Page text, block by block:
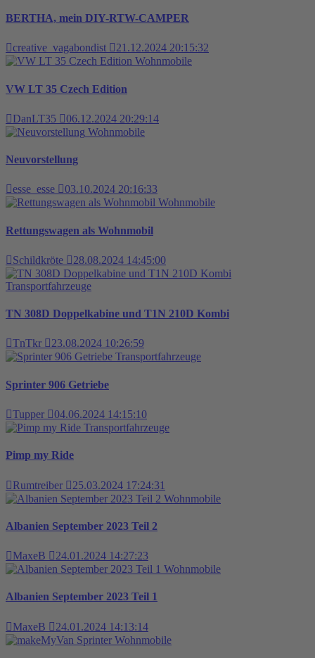
BERTHA, mein DIY-RTW-CAMPER
creative_vagabondist
21.12.2024 20:15:32
Wohnmobile
VW LT 35 Czech Edition
DanLT35
06.12.2024 20:29:14
Wohnmobile
Neuvorstellung
esse_esse
03.10.2024 20:16:33
Wohnmobile
Rettungswagen als Wohnmobil
Schildkröte 28.08.2024 14:45:00
Transportfahrzeuge
TN 308D Doppelkabine und T1N 210D Kombi
TnTkr
23.08.2024 10:26:59
Transportfahrzeuge
Sprinter 906 Getriebe
Tupper
04.06.2024 14:15:10
Transportfahrzeuge
Pimp my Ride
Rumtreiber
25.03.2024 17:24:31
Wohnmobile
Albanien September 2023 Teil 2
MaxeB
24.01.2024 14:27:23
Wohnmobile
Albanien September 2023 Teil 1
MaxeB
24.01.2024 14:13:14
Wohnmobile